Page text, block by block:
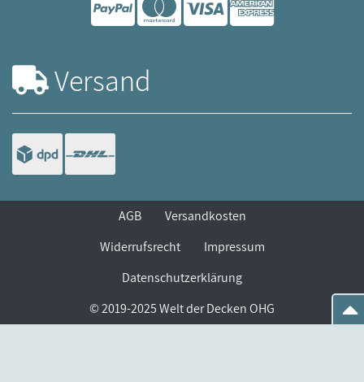
Versand
AGB
Versandkosten
Widerrufsrecht
Impressum
Datenschutzerklärung
© 2019-2025 Welt der Decken OHG